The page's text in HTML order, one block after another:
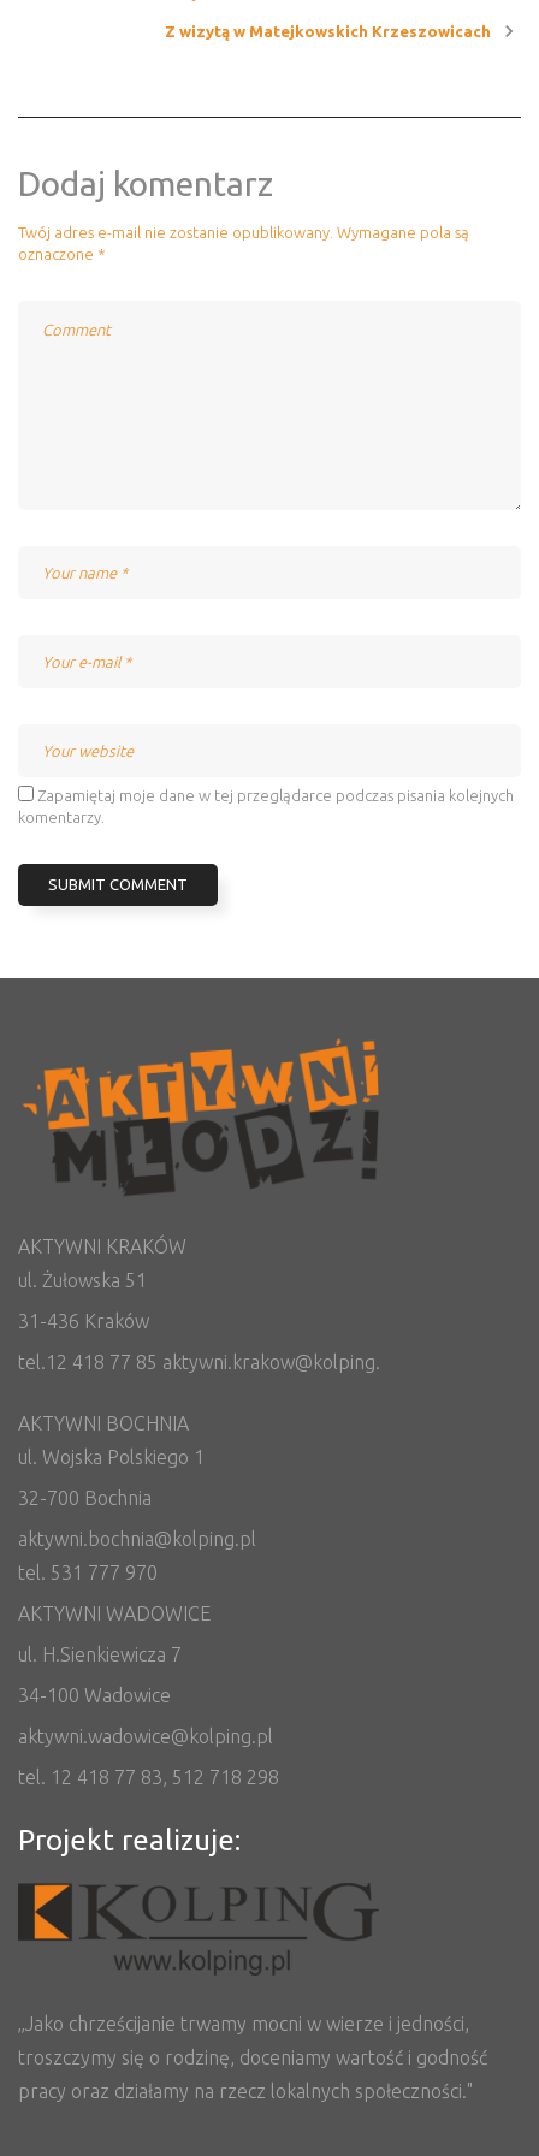
Z wizytą w Matejkowskich Krzeszowicach
Dodaj komentarz
Twój adres e-mail nie zostanie opublikowany. Wymagane pola są
oznaczone *
Zapamiętaj moje dane w tej przeglądarce podczas pisania kolejnych
komentarzy.
AKTYWNI KRAKÓW
ul. Żułowska 51
31-436 Kraków
tel.12 418 77 85 aktywni.krakow@kolping.
AKTYWNI BOCHNIA
ul. Wojska Polskiego 1
32-700 Bochnia
aktywni.bochnia@kolping.pl
tel. 531 777 970
AKTYWNI WADOWICE
ul. H.Sienkiewicza 7
34-100 Wadowice
aktywni.wadowice@kolping.pl
tel. 12 418 77 83, 512 718 298
Projekt realizuje:
„Jako chrześcijanie trwamy mocni w wierze i jedności,
troszczymy się o rodzinę, doceniamy wartość i godność
pracy oraz działamy na rzecz lokalnych społeczności."